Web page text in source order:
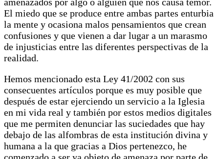
amenazados por algo o alguien que nos causa temor.
El miedo que se produce entre ambas partes enturbia
la mente y ocasiona malos pensamientos que crean
confusiones y que vienen a dar lugar a un marasmo
de injusticias entre las diferentes perspectivas de la
realidad.
Hemos mencionado esta Ley 41/2002 con sus
consecuentes artículos porque es muy posible que
después de estar ejerciendo un servicio a la Iglesia
en mi vida real y también por estos medios digitales
que me permiten denunciar las suciedades que hay
debajo de las alfombras de esta institución divina y
humana a la que gracias a Dios pertenezco, he